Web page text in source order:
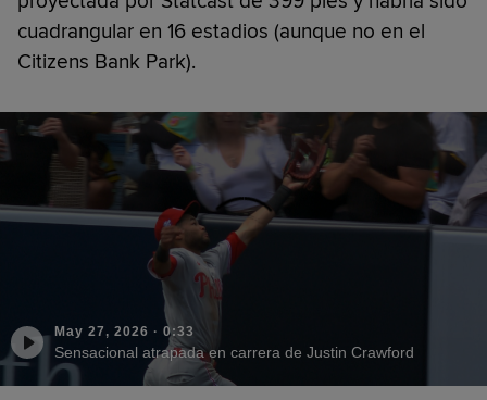
cuadrangular en 16 estadios (aunque no en el
Citizens Bank Park).
May 27, 2026 · 0:33
Sensacional atrapada en carrera de Justin Crawford